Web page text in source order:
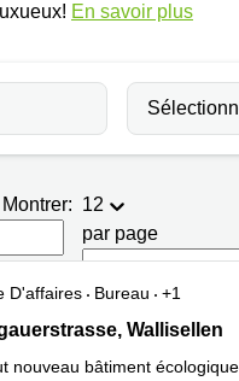
En savoir plus
Montrer: 12
par page
D'affaires Bureau
+1
Wallisellen
nouveau bâtiment